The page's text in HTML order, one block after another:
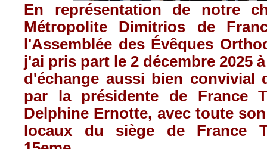
En représentation de notre
Métropolite Dimitrios de
l'Assemblée des Évêques
j'ai pris part le 2 décembre 2025
d'échange aussi bien convivial
par la présidente de France
Delphine Ernotte, avec toute
locaux du siège de France